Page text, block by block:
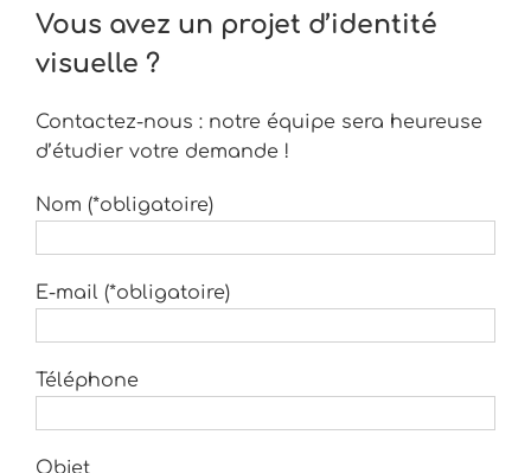
Vous avez un projet d’identité
visuelle ?
Contactez-nous : notre équipe sera heureuse
d’étudier votre demande !
Nom (*obligatoire)
E-mail (*obligatoire)
Téléphone
Objet